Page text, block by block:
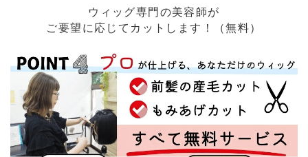
ウィッグ専門の美容師が
ご要望に応じてカットします！（無料）